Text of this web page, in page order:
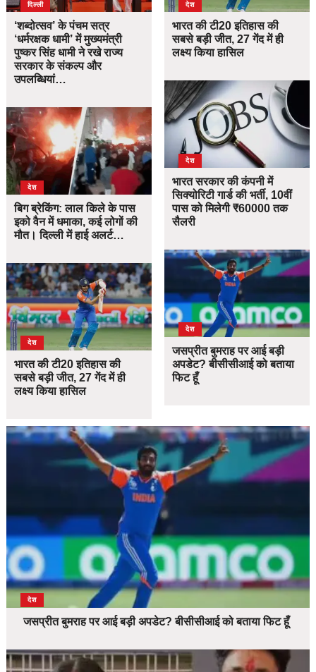
दिल्ली
‘शब्दोत्सव’ के पंचम सत्र
‘धर्मरक्षक धामी’ में मुख्यमंत्री
पुष्कर सिंह धामी ने रखे राज्य
सरकार के संकल्प और
उपलब्धियां…
देश
बिग ब्रेकिंग: लाल किले के पास
इको वैन में धमाका, कई लोगों की
मौत। दिल्ली में हाई अलर्ट…
देश
भारत की टी20 इतिहास की
सबसे बड़ी जीत, 27 गेंद में ही
लक्ष्य किया हासिल
देश
भारत की टी20 इतिहास की
सबसे बड़ी जीत, 27 गेंद में ही
लक्ष्य किया हासिल
देश
भारत सरकार की कंपनी में
सिक्योरिटी गार्ड की भर्ती, 10वीं
पास को मिलेगी ₹60000 तक
सैलरी
देश
जसप्रीत बुमराह पर आई बड़ी
अपडेट? बीसीसीआई को बताया
फिट हूँ
देश
जसप्रीत बुमराह पर आई बड़ी अपडेट? बीसीसीआई को बताया फिट हूँ